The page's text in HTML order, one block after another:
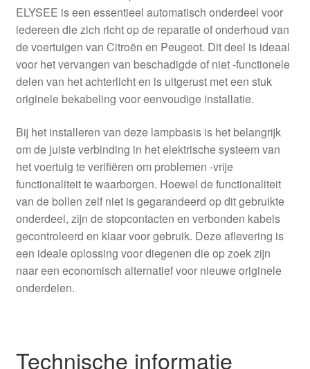
ELYSEE is een essentieel automatisch onderdeel voor
iedereen die zich richt op de reparatie of onderhoud van
de voertuigen van Citroën en Peugeot. Dit deel is ideaal
voor het vervangen van beschadigde of niet -functionele
delen van het achterlicht en is uitgerust met een stuk
originele bekabeling voor eenvoudige installatie.
Bij het installeren van deze lampbasis is het belangrijk
om de juiste verbinding in het elektrische systeem van
het voertuig te verifiëren om problemen -vrije
functionaliteit te waarborgen. Hoewel de functionaliteit
van de bollen zelf niet is gegarandeerd op dit gebruikte
onderdeel, zijn de stopcontacten en verbonden kabels
gecontroleerd en klaar voor gebruik. Deze aflevering is
een ideale oplossing voor diegenen die op zoek zijn
naar een economisch alternatief voor nieuwe originele
onderdelen.
Technische informatie